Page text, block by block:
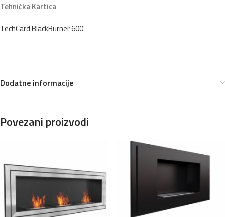
Tehnička Kartica
TechCard BlackBurner 600
Dodatne informacije
Povezani proizvodi